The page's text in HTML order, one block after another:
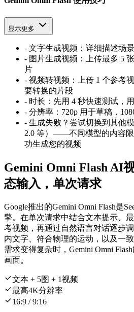
显示更多
- 文字生成视频：详细描述场
- 图片生成视频：上传最多 5
片
- 视频转视频：上传 1 个参考
要转换的片段
- 时长：先用 4 秒快速测试，
- 分辨率：720p 用于草稿，
- 生成失败？尝试切换到其他
2.0 等）——不同模型的内容
功生成您的视频
Gemini Omni Flash AI
态输入，单次请求
Google推出的Gemini Omni Flash是
擎。在单次请求中结合文本提示、
考视频，再通过自然语言对话逐步
内文字、符合物理的运动，以及一
需求变得复杂时，Gemini Omni
画面。
文本 + 5图 + 1视频
最高4K分辨率
16:9 / 9:16